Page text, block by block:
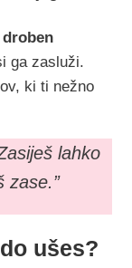
ga zasluži.
ki ti nežno
lahko
zase.”
ušes?